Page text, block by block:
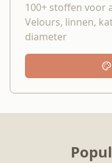
100+ stoffen voor
Velours, linnen,
diameter